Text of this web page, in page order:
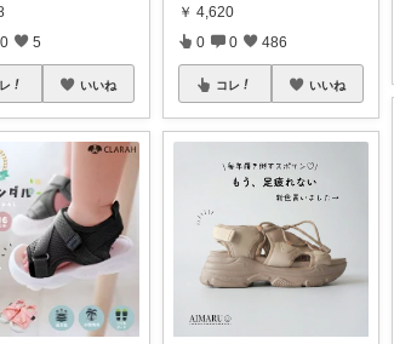
0 5
いいね
￥ 4,620
0 0 486
コレ いいね